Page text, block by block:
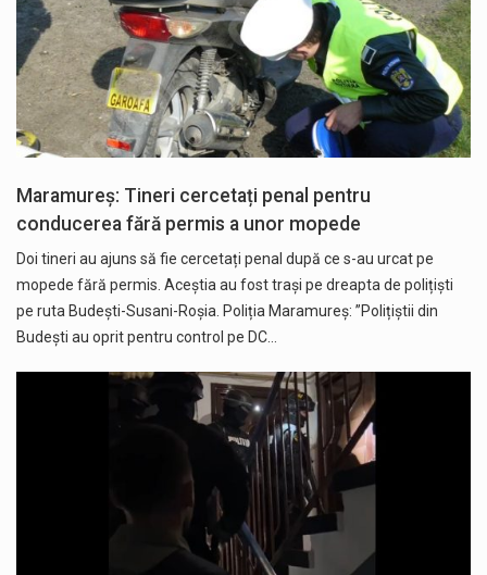
Maramureș: Tineri cercetați penal pentru
conducerea fără permis a unor mopede
Doi tineri au ajuns să fie cercetați penal după ce s-au urcat pe
mopede fără permis. Aceștia au fost trași pe dreapta de polițiști
pe ruta Budești-Susani-Roșia. Poliția Maramureș: ”Polițiștii din
Budești au oprit pentru control pe DC…